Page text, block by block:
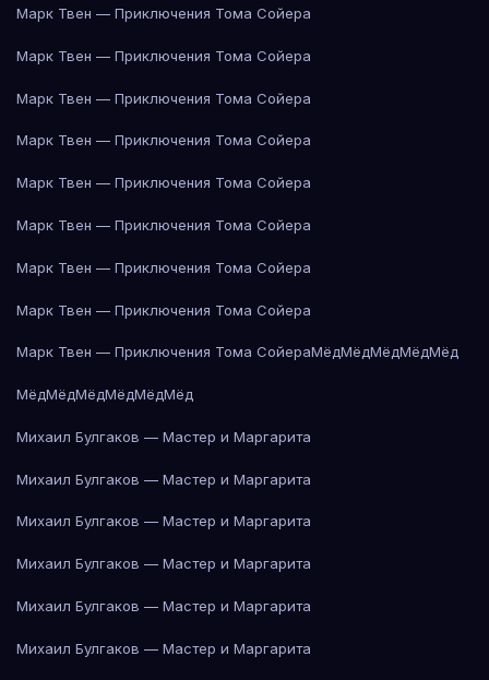
Марк Твен — Приключения Тома Сойера
Марк Твен — Приключения Тома Сойера
Марк Твен — Приключения Тома Сойера
Марк Твен — Приключения Тома Сойера
Марк Твен — Приключения Тома Сойера
Марк Твен — Приключения Тома Сойера
Марк Твен — Приключения Тома Сойера
Марк Твен — Приключения Тома Сойера
Марк Твен — Приключения Тома СойераМёдМёдМёдМёдМёд
МёдМёдМёдМёдМёдМёд
Михаил Булгаков — Мастер и Маргарита
Михаил Булгаков — Мастер и Маргарита
Михаил Булгаков — Мастер и Маргарита
Михаил Булгаков — Мастер и Маргарита
Михаил Булгаков — Мастер и Маргарита
Михаил Булгаков — Мастер и Маргарита